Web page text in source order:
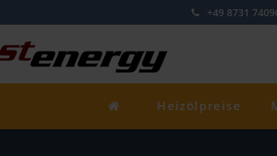
+49 8731
Heizölpreise